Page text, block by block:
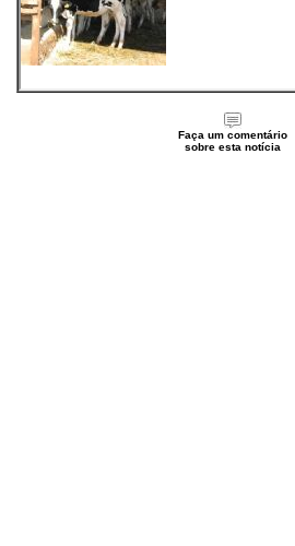
Faça um comentário
sobre esta notícia